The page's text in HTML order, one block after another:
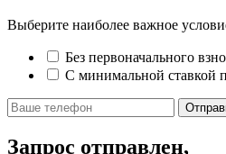
Выберите наиболее важное
Без первоначального
С минимальной ставкой
Запрос отправлен,